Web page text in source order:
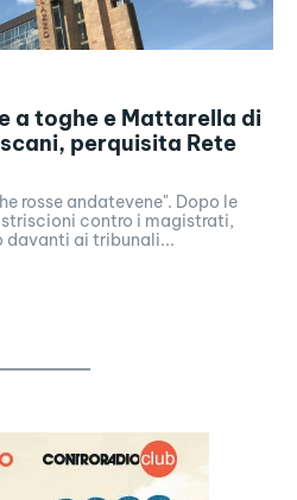
a toghe e Mattarella di
perquisita Rete
rosse andatevene". Dopo le
contro i magistrati,
davanti ai tribunali...